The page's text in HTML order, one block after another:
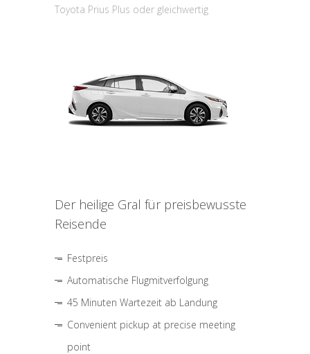
Toyota Prius Plus oder gleichwertig
Der heilige Gral für preisbewusste
Reisende
Festpreis
Automatische Flugmitverfolgung
45 Minuten Wartezeit ab Landung
Convenient pickup at precise meeting
point